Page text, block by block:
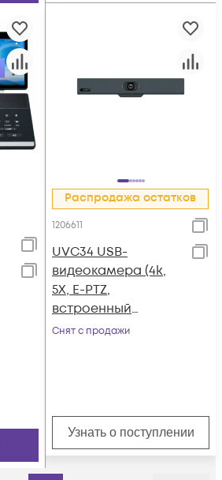
Распродажа остатков
1206611
UVC34 USB-
видеокамера (4k,
5X, E-PTZ,
встроенный
саундбар и
Снят с продажи
Узнать о поступлении